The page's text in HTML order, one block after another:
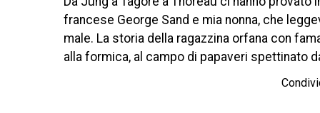
francese George Sand e mia nonna, che
male. La storia della ragazzina orfana con
alla formica, al campo di papaveri spettinato